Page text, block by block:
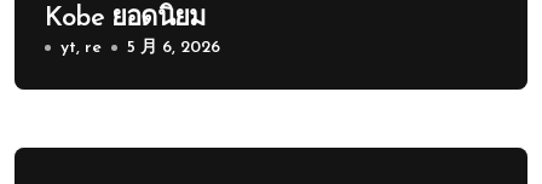
Kobe ยอดนิยม
yt, re 5 月 6, 2026